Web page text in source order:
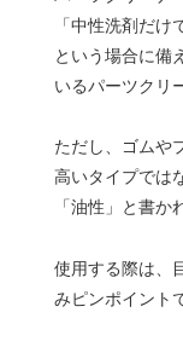
「中性洗剤だけ
という場合に備
いるパーツクリ
ただし、ゴムや
高いタイプでは
「油性」と書か
使用する際は、
みピンポイント